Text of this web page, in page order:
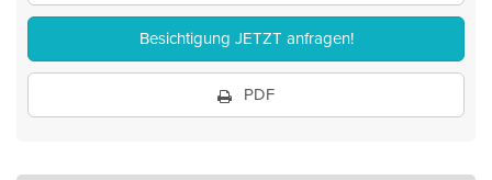
Besichtigung JETZT anfragen!
PDF